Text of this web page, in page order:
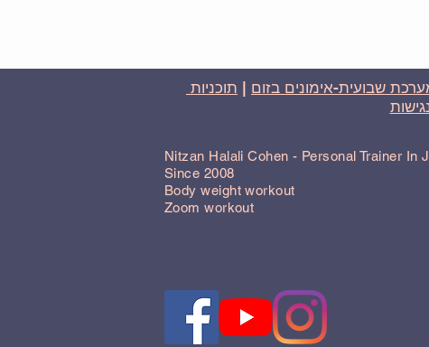
שבועית-אימונים בזום
תוכניות
Nitzan Halali Cohen - Personal Trainer In
Since 2008
Body weight workout
Zoom workout